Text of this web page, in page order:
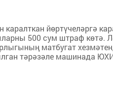
йөртүчеләргә
500 сум штраф көтә.
матбугат
тәрәзәле машинада